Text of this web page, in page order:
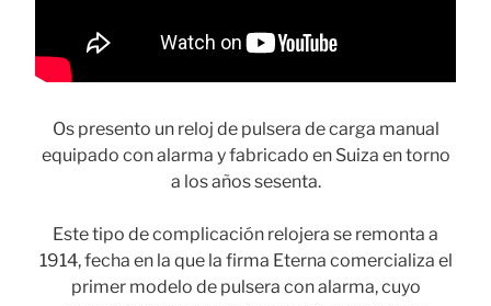
Os presento un reloj de pulsera de carga manual
equipado con alarma y fabricado en Suiza en torno
a los años sesenta.
Este tipo de complicación relojera se remonta a
1914, fecha en la que la firma Eterna comercializa el
primer modelo de pulsera con alarma, cuyo